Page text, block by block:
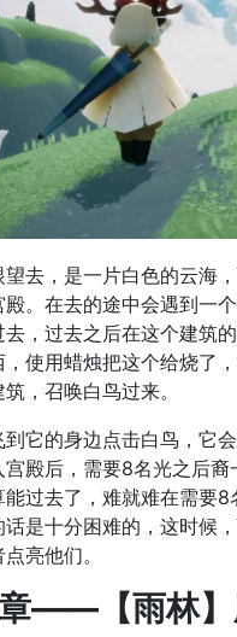
去，是一片白色的云海
。在去的途中会遇到一
，过去之后在这个建筑
使用蜡烛把这个给烧了
，召唤白鸟过来。
它的身边点击白鸟，它
殿后，需要8名光之后裔
过去了，难就难在需要8
是十分困难的，这时候
亮他们。
——【雨林】